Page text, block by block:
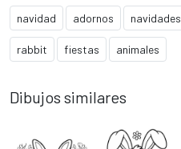
navidad adornos navidades
rabbit fiestas animales
Dibujos similares